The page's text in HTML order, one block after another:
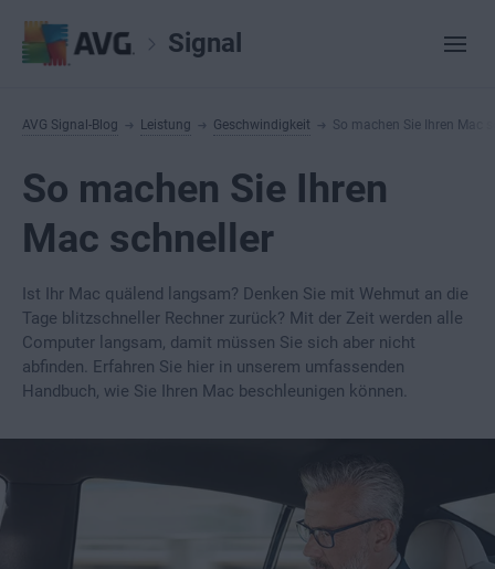
Signal
AVG Signal-Blog Leistung Geschwindigkeit So machen Sie Ihren Mac
So machen Sie Ihren
Mac schneller
Ist Ihr Mac quälend langsam? Denken Sie mit Wehmut an die
Tage blitzschneller Rechner zurück? Mit der Zeit werden alle
Computer langsam, damit müssen Sie sich aber nicht
abfinden. Erfahren Sie hier in unserem umfassenden
Handbuch, wie Sie Ihren Mac beschleunigen können.